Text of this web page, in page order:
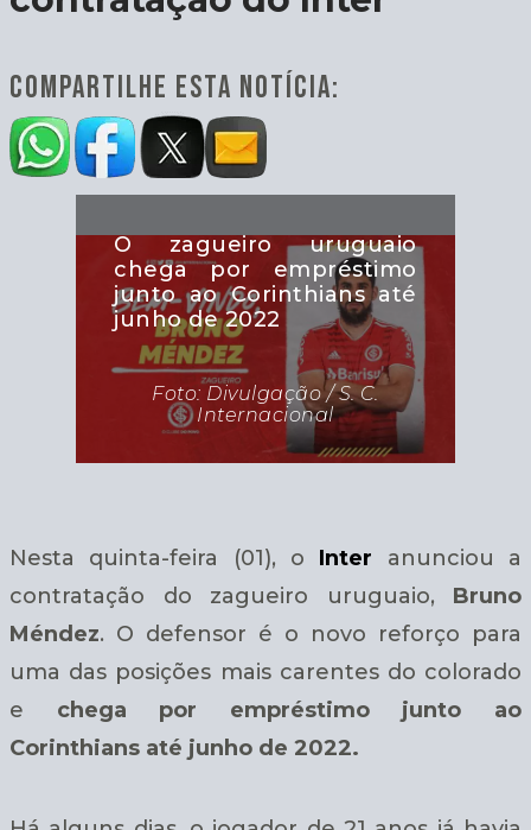
COMPARTILHE ESTA NOTÍCIA:
O zagueiro uruguaio
chega por empréstimo
junto ao Corinthians até
junho de 2022
Foto: Divulgação / S. C.
Internacional
Nesta quinta-feira (01), o Inter
anunciou a
contratação do zagueiro uruguaio, Bruno
Méndez. O defensor é o novo reforço para
uma das posições mais carentes do colorado
e chega por empréstimo junto ao
Corinthians até junho de 2022.